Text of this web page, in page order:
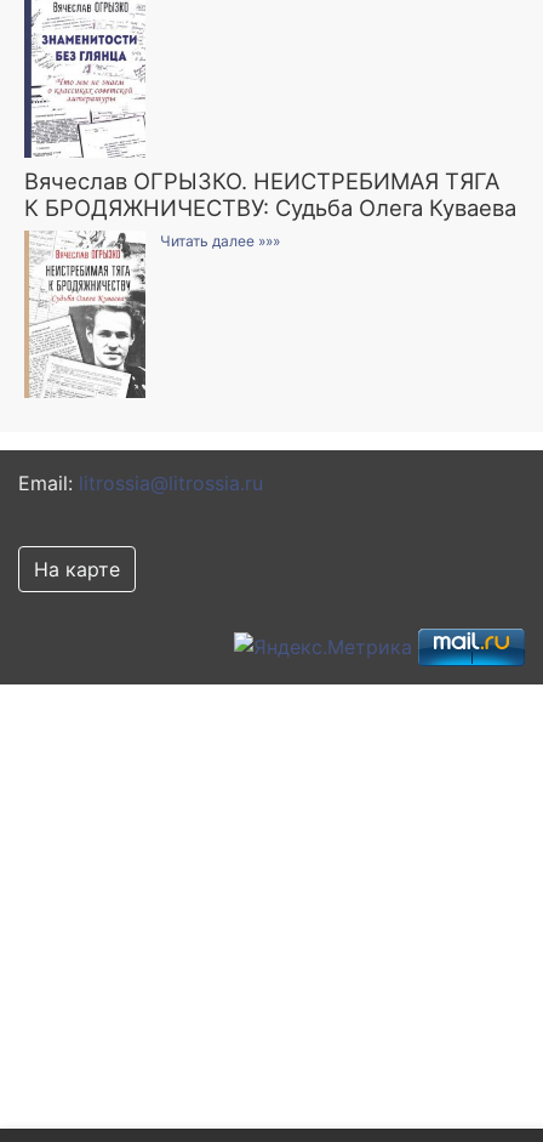
Вячеслав ОГРЫЗКО. НЕИСТРЕБИМАЯ ТЯГА
К БРОДЯЖНИЧЕСТВУ: Судьба Олега Куваева
Читать далее »»»
Email: litrossia@litrossia.ru
На карте